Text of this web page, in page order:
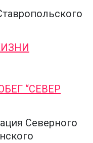
“СЕВЕР
Северного